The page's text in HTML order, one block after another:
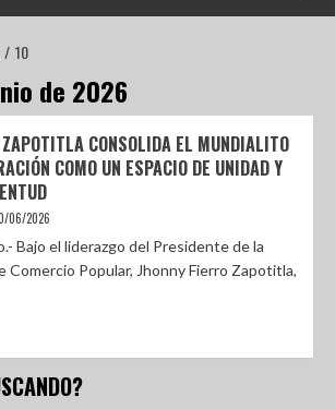
10
de 2026
CONSOLIDA EL MUNDIALITO
COMO UN ESPACIO DE UNIDAD Y
06/2026
Bajo el liderazgo del Presidente de la
Comercio Popular, Jhonny Fierro Zapotitla,